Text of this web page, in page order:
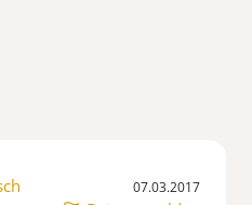
07.03.2017